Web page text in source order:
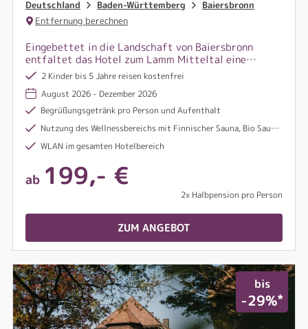
Deutschland Baden-Württemberg
Baiersbronn
Entfernung berechnen
Eingebettet in die Landschaft von Baiersbronn
entfaltet das Hotel zum Lamm Mitteltal eine
wohltuende Mischung aus Stille, Genuss und
herzlicher Bodenständigkeit.
2 Kinder bis 5 Jahre reisen kostenfrei
August 2026 - Dezember 2026
Begrüßungsgetränk pro Person und Aufenthalt
Nutzung des Wellnessbereichs mit Finnischer Sauna, Bio Sauna, Dampfbad & Innenpool
WLAN im gesamten Hotelbereich
ab 199,- €
2x Halbpension pro Person
ZUM ANGEBOT
bis
-29%*